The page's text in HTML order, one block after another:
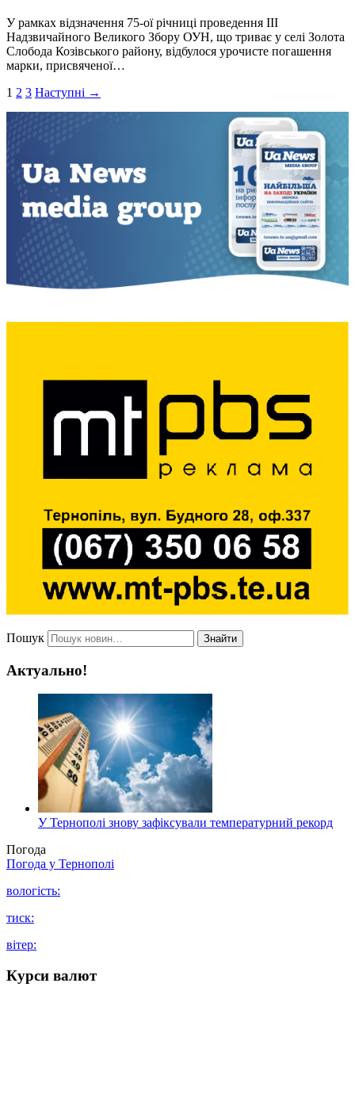
У рамках відзначення 75-ої річниці проведення ІІІ
Надзвичайного Великого Збору ОУН, що триває у селі Золота
Слобода Козівського району, відбулося урочисте погашення
марки, присвяченої…
Пагінація
записів
1 2 3 Наступні →
Пошук Знайти
Актуально!
У Тернополі знову зафіксували температурний рекорд
Погода
Погода у Тернополі
вологість:
тиск:
вітер:
Курси валют